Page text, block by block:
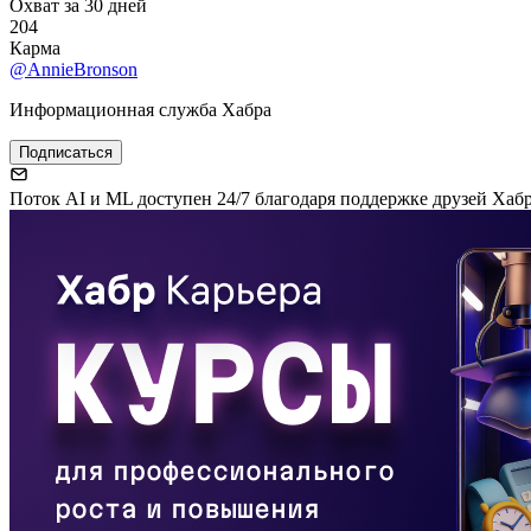
Охват за 30 дней
204
Карма
@AnnieBronson
Информационная служба Хабра
Подписаться
Поток AI и ML доступен 24/7 благодаря поддержке друзей